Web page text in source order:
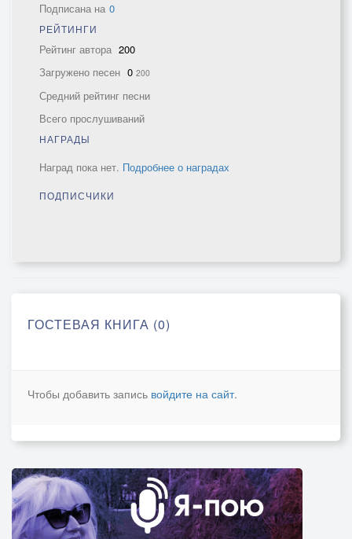
Подписана на 0
РЕЙТИНГИ
Рейтинг автора 200
Загружено песен 0 200
Средний рейтинг песни
Всего прослушиваний
НАГРАДЫ
Наград пока нет. Подробнее о наградах
ПОДПИСЧИКИ
ГОСТЕВАЯ КНИГА (0)
Чтобы добавить запись войдите на сайт.